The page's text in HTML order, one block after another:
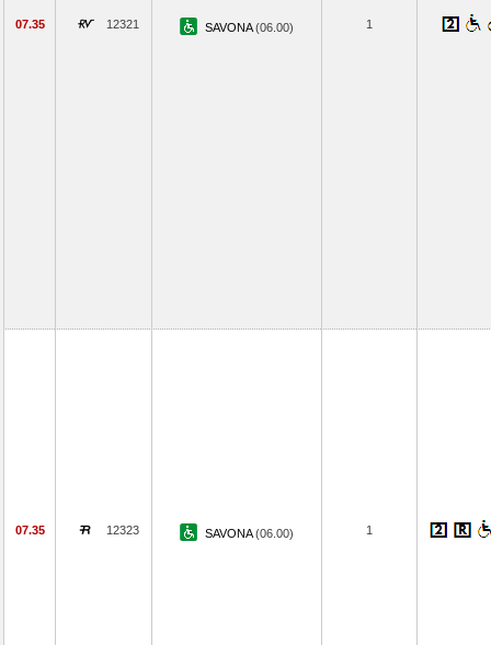
07.35 12321 SAVONA(06.00) 1
07.35 12323 SAVONA(06.00) 1